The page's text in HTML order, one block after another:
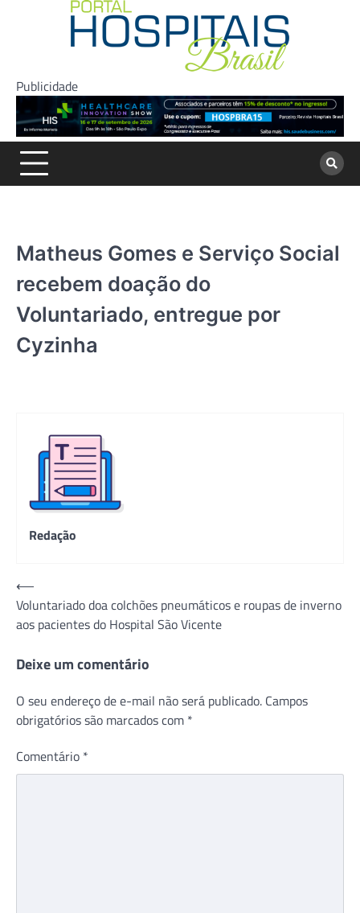
Publicidade
Matheus Gomes e Serviço Social
recebem doação do
Voluntariado, entregue por
Cyzinha
Redação
Navegação
de
Post
⟵
Voluntariado doa colchões pneumáticos e roupas de inverno
aos pacientes do Hospital São Vicente
Deixe um comentário
O seu endereço de e-mail não será publicado. Campos
obrigatórios são marcados com *
Comentário *